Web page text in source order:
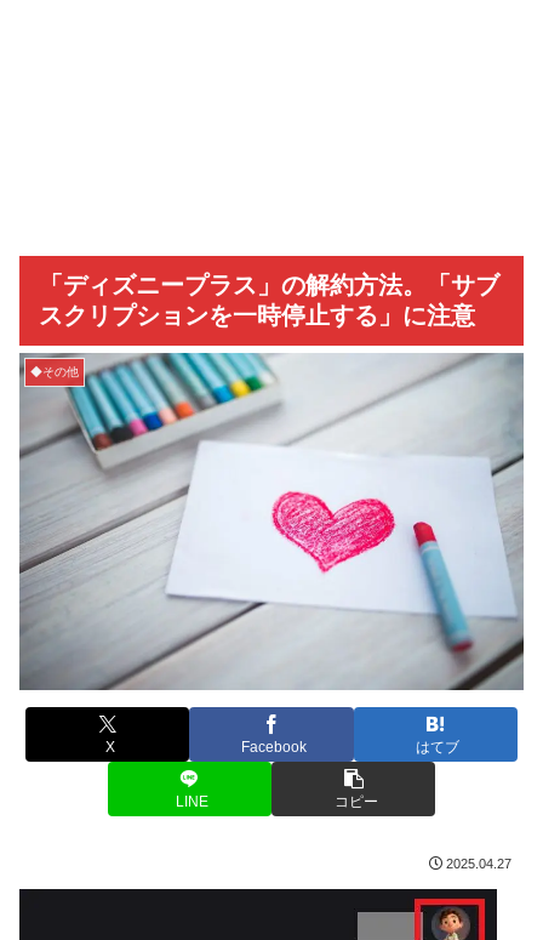
「ディズニープラス」の解約方法。「サブ
スクリプションを一時停止する」に注意
◆その他
X Facebook はてブ
LINE コピー
2025.04.27